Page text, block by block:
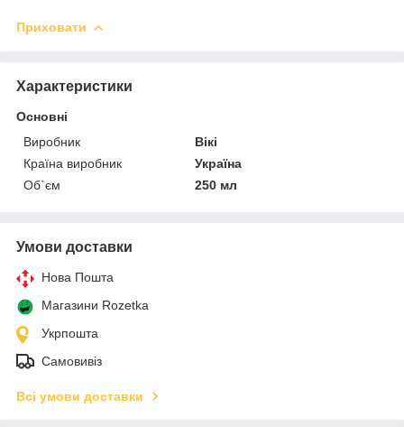
Приховати
Характеристики
Основні
Виробник
Вікі
Країна виробник
Україна
Об`єм
250 мл
Умови доставки
Нова Пошта
Магазини Rozetka
Укрпошта
Самовивіз
Всі умови доставки